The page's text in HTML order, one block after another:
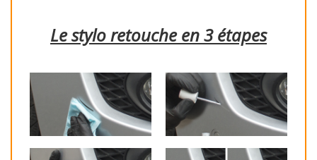
Le stylo retouche en 3 étapes